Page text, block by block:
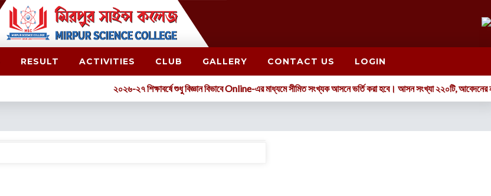
RESULT ACTIVITIES CLUB GALLERY CONTACT US LOGIN
২০২৬-২৭ শিক্ষাবর্ষে শুধু বিজ্ঞান বিভাবে Online-এর মাধ্যমে সীমিত সংখ্যক আসনে ভর্তি করা হবে। আসন সংখ্যা ২২০টি,